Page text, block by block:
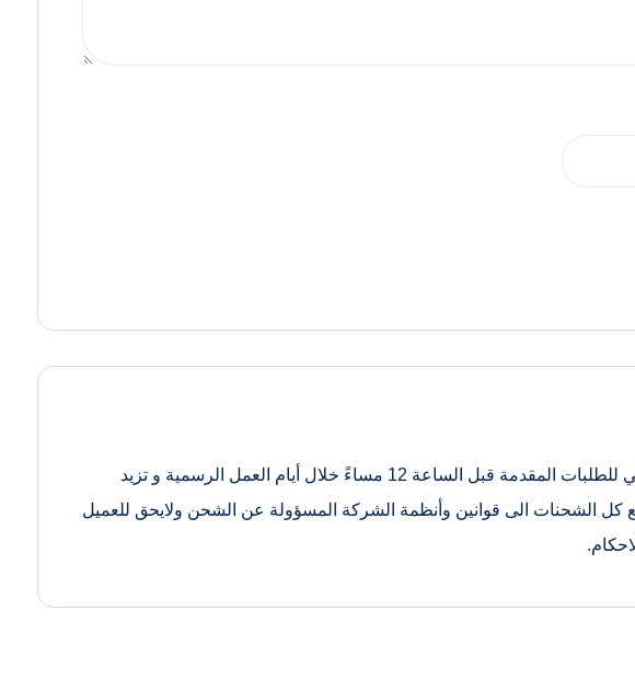
جميع أوقات الشحن المقدرة بالإضافة إلى أوقات التنفيذ، نحن نقدم تجهيز الطلبات للشحن في يوم العمل التالي للطلبات المقدمة قبل الساعة 12 مساءً خلال أيام العمل الرسمية و تزيد
وقد تزيد المدة في المواسم حيث تخضع كل الشحنات الى قوانين وأنظمة الشركة المسؤولة عن الشحن ولايحق للعميل